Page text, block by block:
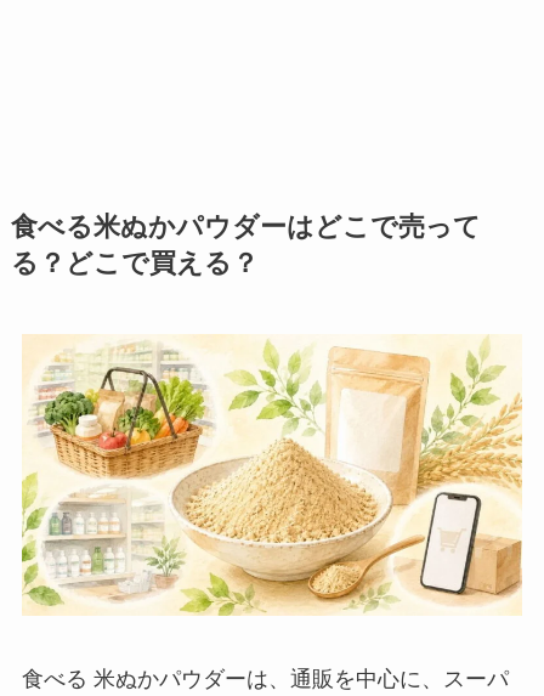
食べる米ぬかパウダーはどこで売って
る？どこで買える？
食べる 米ぬかパウダーは、通販を中心に、スーパ